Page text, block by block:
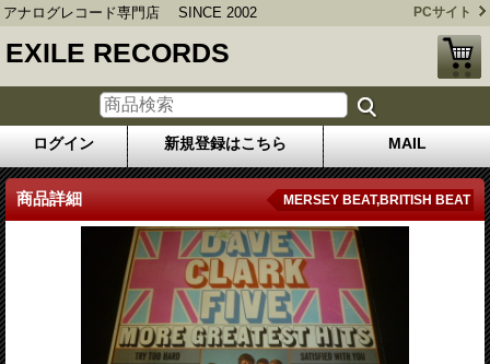
アナログレコード専門店 SINCE 2002 PCサイト
EXILE RECORDS
ログイン 新規登録はこちら MAIL
商品詳細 MERSEY BEAT,BRITISH BEAT